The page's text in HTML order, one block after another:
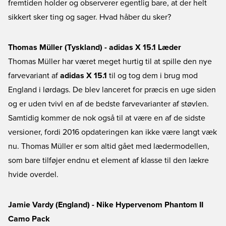
fremtiden holder og observerer egentlig bare, at der helt
sikkert sker ting og sager. Hvad håber du sker?
Thomas Müller (Tyskland) - adidas X 15.1 Læder
Thomas Müller har været meget hurtig til at spille den nye
farvevariant afadidas X 15.1 til og tog dem i brug mod
England i lørdags. De blev lanceret for præcis en uge siden
og er uden tvivl en af de bedste farvevarianter af støvlen.
Samtidig kommer de nok også til at være en af de sidste
versioner, fordi 2016 opdateringen kan ikke være langt væk
nu. Thomas Müller er som altid gået med lædermodellen,
som bare tilføjer endnu et element af klasse til den lækre
hvide overdel.
Jamie Vardy (England) - Nike Hypervenom Phantom II
Camo Pack